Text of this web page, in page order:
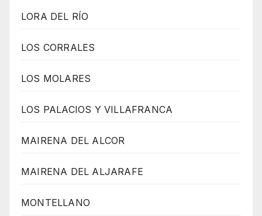
LORA DEL RÍO
LOS CORRALES
LOS MOLARES
LOS PALACIOS Y VILLAFRANCA
MAIRENA DEL ALCOR
MAIRENA DEL ALJARAFE
MONTELLANO